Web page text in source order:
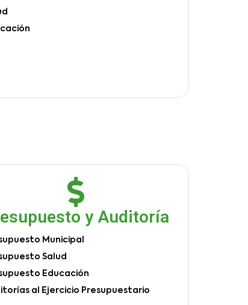
y Auditoría
Municipal
Salud
Educación
al Ejercicio Presupuestario